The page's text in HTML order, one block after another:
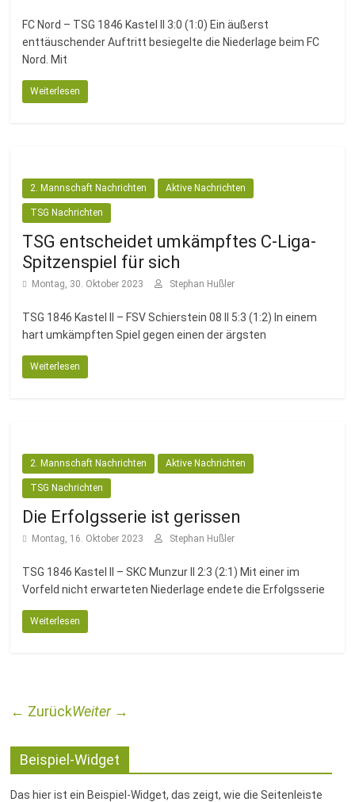
FC Nord – TSG 1846 Kastel II 3:0 (1:0) Ein äußerst
enttäuschender Auftritt besiegelte die Niederlage beim FC
Nord. Mit
Weiterlesen
2. Mannschaft Nachrichten Aktive Nachrichten
TSG Nachrichten
TSG entscheidet umkämpftes C-Liga-
Spitzenspiel für sich
Montag, 30. Oktober 2023 Stephan Hußler
TSG 1846 Kastel II – FSV Schierstein 08 II 5:3 (1:2) In einem
hart umkämpften Spiel gegen einen der ärgsten
Weiterlesen
2. Mannschaft Nachrichten Aktive Nachrichten
TSG Nachrichten
Die Erfolgsserie ist gerissen
Montag, 16. Oktober 2023 Stephan Hußler
TSG 1846 Kastel II – SKC Munzur II 2:3 (2:1) Mit einer im
Vorfeld nicht erwarteten Niederlage endete die Erfolgsserie
Weiterlesen
← ZurückWeiter →
Beispiel-Widget
Das hier ist ein Beispiel-Widget, das zeigt, wie die Seitenleiste